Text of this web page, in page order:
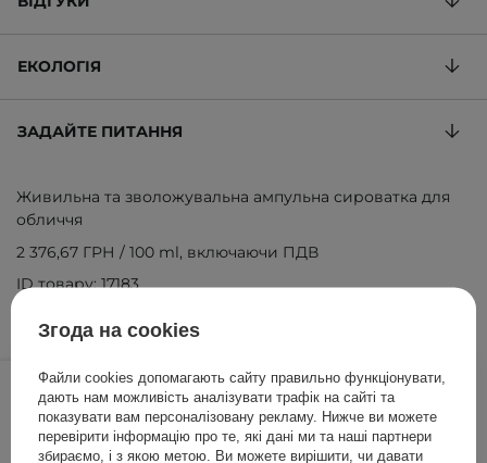
713,00 ГРН 750,00 ГРН /шт.
ДОДАТИ ДО КОШИКА
ЕКОЛОГІЯ
ЗАДАЙТЕ ПИТАННЯ
Живильна та зволожувальна ампульна сироватка для
обличчя
2 376,67 ГРН / 100 ml, включаючи ПДВ
ID товару: 17183
Згода на cookies
Файли cookies допомагають сайту правильно функціонувати,
дають нам можливість аналізувати трафік на сайті та
показувати вам персоналізовану рекламу. Нижче ви можете
перевірити інформацію про те, які дані ми та наші партнери
збираємо, і з якою метою. Ви можете вирішити, чи давати